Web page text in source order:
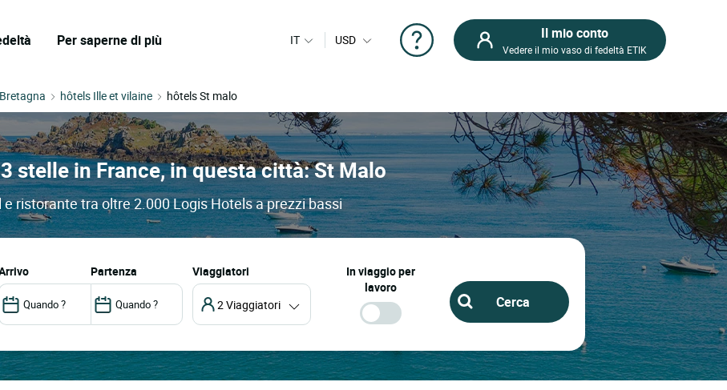
Per saperne di più IT USD Il mio conto
Vedere il mio vaso di fedeltà ETIK
hôtels Ille et vilaine hôtels St malo
stelle in France, in questa città: St Malo
ristorante tra oltre 2.000 Logis Hotels a prezzi bassi
arrivo partenza Viaggiatori
2 Viaggiatori
In viaggio per
lavoro